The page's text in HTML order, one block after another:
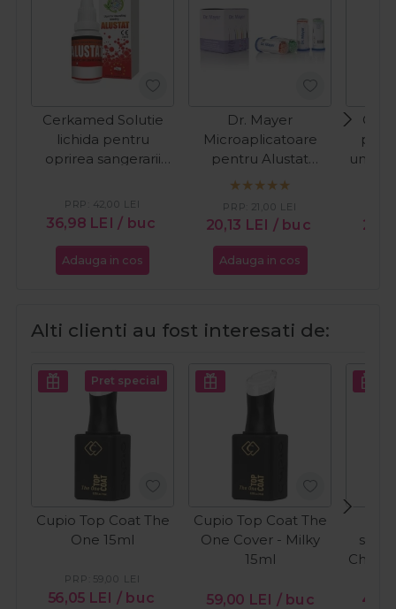
Cerkamed Solutie
lichida pentru
oprirea sangerarii
36,98 LEI / buc
PRP: 42,00 LEI
Adauga in cos
Dr. Mayer
Microaplicatoare
pentru Alustat
100buc
20,13 LEI / buc
PRP: 21,00 LEI
Adauga in cos
unghii
Alti clienti au fost interesati de:
Pret special
Cupio Top Coat The
One 15ml
56,05 LEI / buc
PRP: 59,00 LEI
Cupio Top Coat The
One Cover - Milky
15ml
59,00 LEI / buc